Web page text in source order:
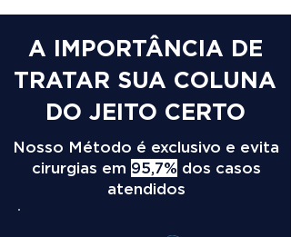
A IMPORTÂNCIA DE
TRATAR SUA COLUNA
DO JEITO CERTO
Nosso Método é exclusivo e evita
cirurgias em 95,7% dos casos
atendidos